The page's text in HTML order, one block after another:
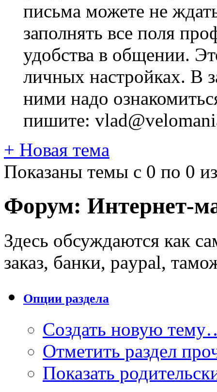
письма можете не
заполнять все поля
удобства в общении.
личных настройках. В
ними надо
пишите:
+ Новая тема
Показаны темы с 0 по 0
Форум: Интернет-
Здесь обсуждаются как
заказ, банки, paypal,
Опции раздела
Создать новую
Отметить раздел
Показать